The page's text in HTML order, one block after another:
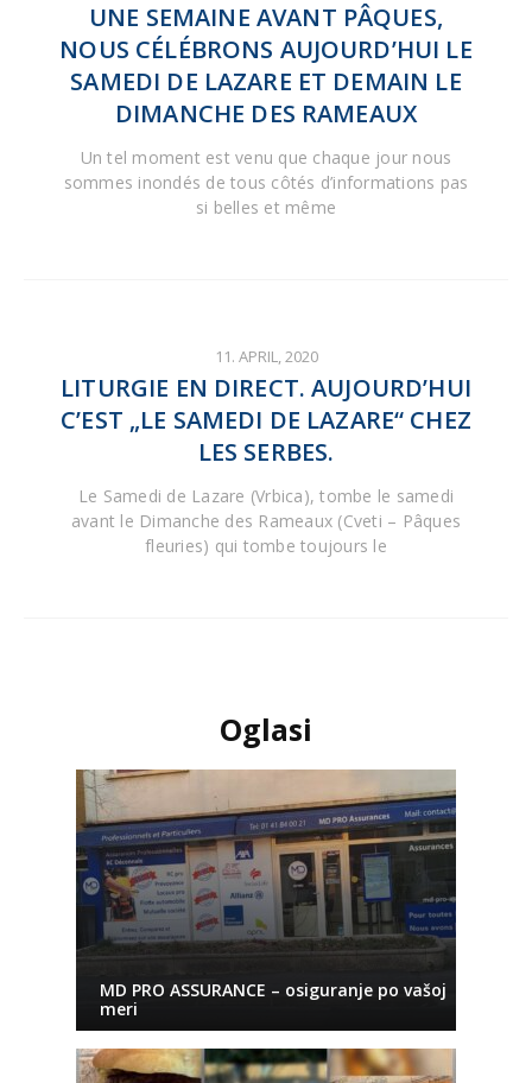
UNE SEMAINE AVANT PÂQUES,
NOUS CÉLÉBRONS AUJOURD’HUI LE
SAMEDI DE LAZARE ET DEMAIN LE
DIMANCHE DES RAMEAUX
Un tel moment est venu que chaque jour nous
sommes inondés de tous côtés d’informations pas
si belles et même
11. APRIL, 2020
LITURGIE EN DIRECT. AUJOURD’HUI
C’EST „LE SAMEDI DE LAZARE“ CHEZ
LES SERBES.
Le Samedi de Lazare (Vrbica), tombe le samedi
avant le Dimanche des Rameaux (Cveti – Pâques
fleuries) qui tombe toujours le
Oglasi
MD PRO ASSURANCE – osiguranje po vašoj
meri